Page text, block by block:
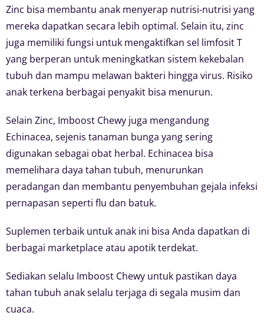
Zinc bisa membantu anak menyerap nutrisi-nutrisi yang
mereka dapatkan secara lebih optimal. Selain itu, zinc
juga memiliki fungsi untuk mengaktifkan sel limfosit T
yang berperan untuk meningkatkan sistem kekebalan
tubuh dan mampu melawan bakteri hingga virus. Risiko
anak terkena berbagai penyakit bisa menurun.
Selain Zinc, Imboost Chewy juga mengandung
Echinacea, sejenis tanaman bunga yang sering
digunakan sebagai obat herbal. Echinacea bisa
memelihara daya tahan tubuh, menurunkan
peradangan dan membantu penyembuhan gejala infeksi
pernapasan seperti flu dan batuk.
Suplemen terbaik untuk anak ini bisa Anda dapatkan di
berbagai marketplace atau apotik terdekat.
Sediakan selalu Imboost Chewy untuk pastikan daya
tahan tubuh anak selalu terjaga di segala musim dan
cuaca.